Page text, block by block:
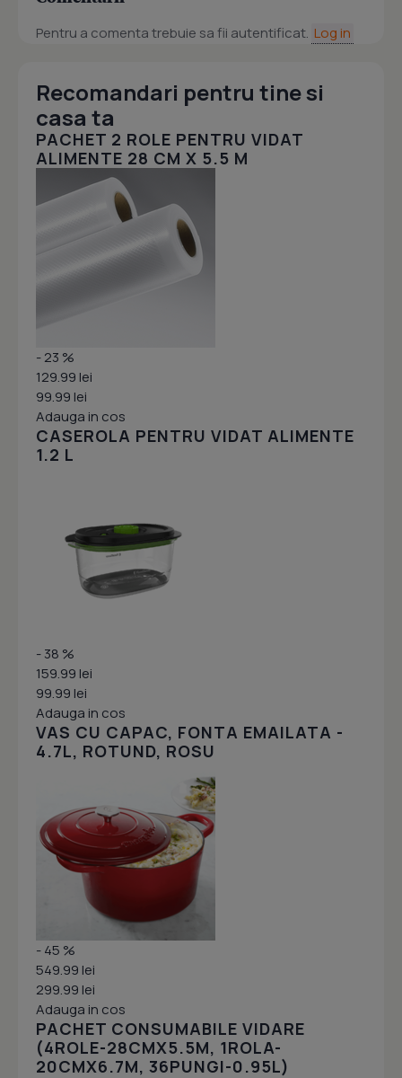
Pentru a comenta trebuie sa fii autentificat. Log in
Recomandari pentru tine si
casa ta
PACHET 2 ROLE PENTRU VIDAT
ALIMENTE 28 CM X 5.5 M
- 23 %
129.99 lei
99.99 lei
Adauga in cos
CASEROLA PENTRU VIDAT ALIMENTE
1.2 L
- 38 %
159.99 lei
99.99 lei
Adauga in cos
VAS CU CAPAC, FONTA EMAILATA -
4.7L, ROTUND, ROSU
- 45 %
549.99 lei
299.99 lei
Adauga in cos
PACHET CONSUMABILE VIDARE
(4ROLE-28CMX5.5M, 1ROLA-
20CMX6.7M, 36PUNGI-0.95L)